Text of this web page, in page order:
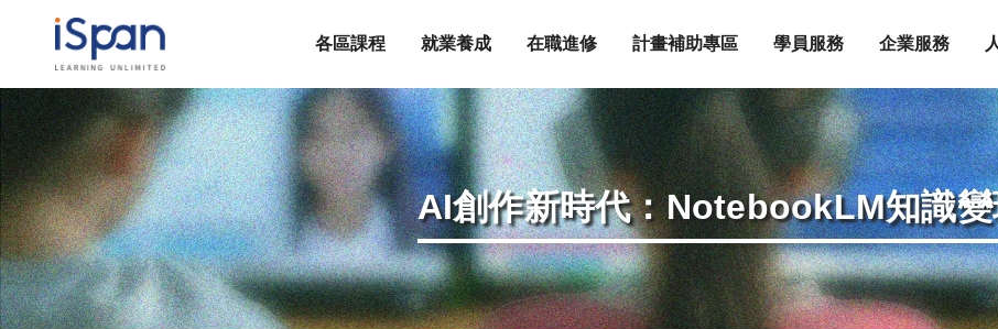
各區課程 就業養成 在職進修 計畫補助專區 學員服務 企業服務
AI創作新時代：NotebookLM知識